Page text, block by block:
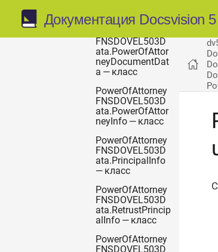
Документация Docsvision 5
FNSDOVEL503D
ata.PowerOfAttor
neyDocumentDat
a — класс
PowerOfAttorney
FNSDOVEL503D
ata.PowerOfAttor
neyInfo — класс
PowerOfAttorney
FNSDOVEL503D
ata.PrincipalInfo
— класс
PowerOfAttorney
FNSDOVEL503D
ata.RetrustPrincip
alInfo — класс
PowerOfAttorney
FNSDOVEL503D